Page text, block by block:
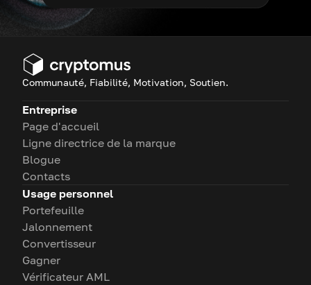
Communauté, Fiabilité, Motivation, Soutien.
Entreprise
Page d'accueil
Ligne directrice de la marque
Blogue
Contacts
Usage personnel
Portefeuille
Jalonnement
Convertisseur
Gagner
Vérificateur AML